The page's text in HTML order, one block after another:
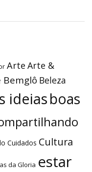
Arte Arte &
Beleza
ideiasboas
Cuidados Cultura
da Gloria estar